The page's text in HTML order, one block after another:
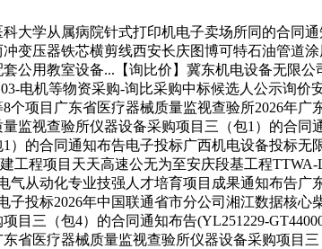
学从属病院针式打印机电子卖场所同的合同通
变压器铁芯横剪线西安长庆图博可特石油管道
公用教室设备...【询比价】冀东机电设备无限
电机等物资采购-询比采购中标候选人公示询
个项目广东省医疗器械质量监视查验所2026年
监视查验所仪器设备采购项目三（包1）的合
）的合同通知布告电子投标广西机电设备投标
工程项目天天高速公无为至安庆段基工程
气从动化专业技强人才培育项目成果通知布告
子投标2026年中国联通省市分公司湘江数据核
目三（包4）的合同通知布告(YL251229-
省医疗器械质量监视查验所仪器设备采购项目